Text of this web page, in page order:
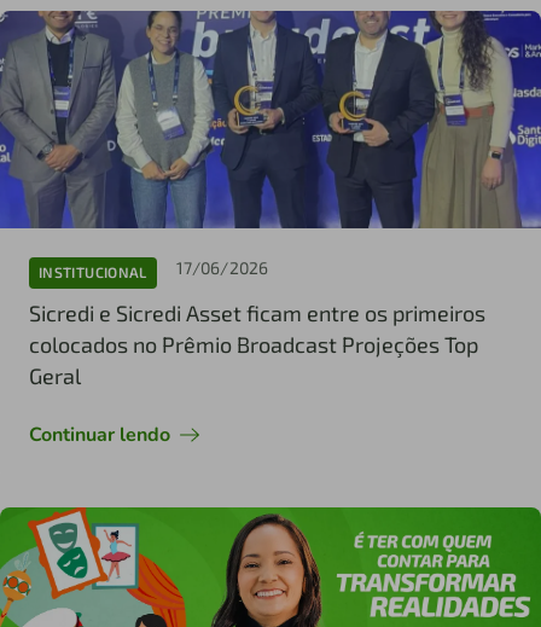
INSTITUCIONAL 17/06/2026
Sicredi e Sicredi Asset ficam entre os primeiros
colocados no Prêmio Broadcast Projeções Top
Geral
Continuar lendo